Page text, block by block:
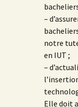
–
notre
en IUT ;
–
Elle doit